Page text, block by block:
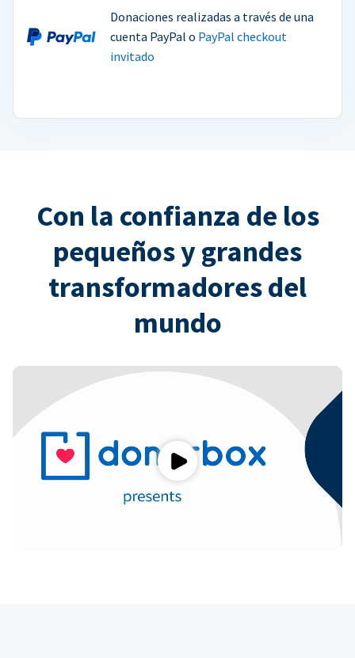
Donaciones realizadas a través de una
cuenta PayPal o PayPal checkout
invitado
Con la confianza de los
pequeños y grandes
transformadores del
mundo
Play